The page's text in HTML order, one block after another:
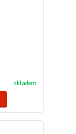
skladem